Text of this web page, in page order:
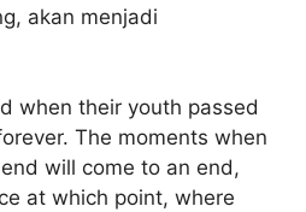
akan menjadi
when their youth passed
The moments when
will come to an end,
at which point, where